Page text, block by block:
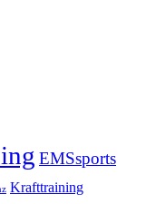
EMSsports
Krafttraining